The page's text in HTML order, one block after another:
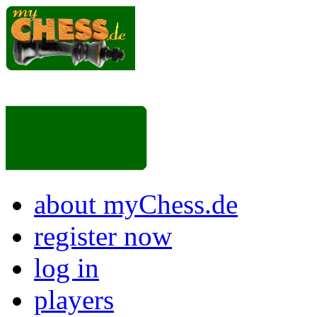
about myChess.de
register now
log in
players